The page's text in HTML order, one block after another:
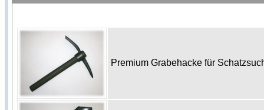
Premium Grabehacke für